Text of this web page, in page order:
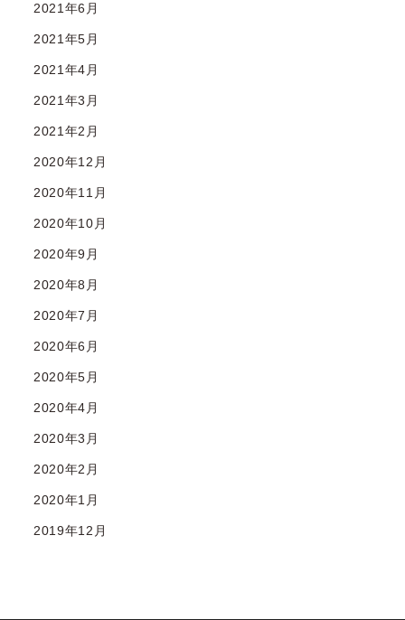
2021年6月
2021年5月
2021年4月
2021年3月
2021年2月
2020年12月
2020年11月
2020年10月
2020年9月
2020年8月
2020年7月
2020年6月
2020年5月
2020年4月
2020年3月
2020年2月
2020年1月
2019年12月